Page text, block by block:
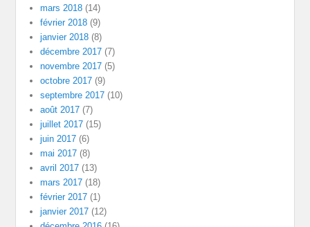
mars 2018 (14)
février 2018 (9)
janvier 2018 (8)
décembre 2017 (7)
novembre 2017 (5)
octobre 2017 (9)
septembre 2017 (10)
août 2017 (7)
juillet 2017 (15)
juin 2017 (6)
mai 2017 (8)
avril 2017 (13)
mars 2017 (18)
février 2017 (1)
janvier 2017 (12)